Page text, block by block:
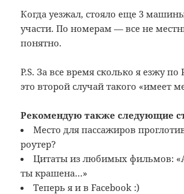
Когда уезжал, стояло еще 3
участи. По номерам — все не
понятно.
P.S. За все время сколько я езжу
это второй случай такого «имеет
Рекомендую также следующие
Место для пассажиров
роутер?
Цитаты из любимых фильмов:
ты крашена…»
Теперь я и в Facebook :)